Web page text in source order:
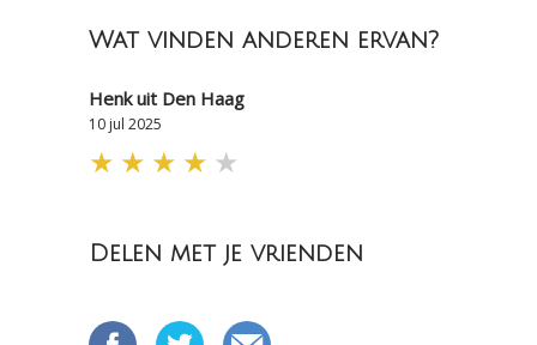
Wat vinden anderen ervan?
Henk uit Den Haag
10 jul 2025
★ ★ ★ ★ ★
Delen met je vrienden